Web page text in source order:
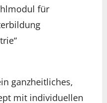
für
ganzheitliches,
mit individuellen